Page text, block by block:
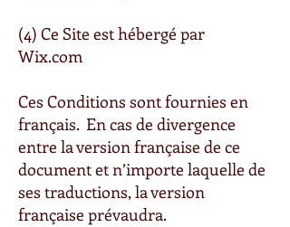
(4) Ce Site est hébergé par
Wix.com
Ces Conditions sont fournies en
français. En cas de divergence
entre la version française de ce
document et n’importe laquelle de
ses traductions, la version
française prévaudra.